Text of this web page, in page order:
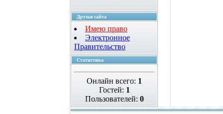
Друзья сайта
Имею право
Электронное
Правительство
Статистика
Онлайн всего: 1
Гостей: 1
Пользователей: 0